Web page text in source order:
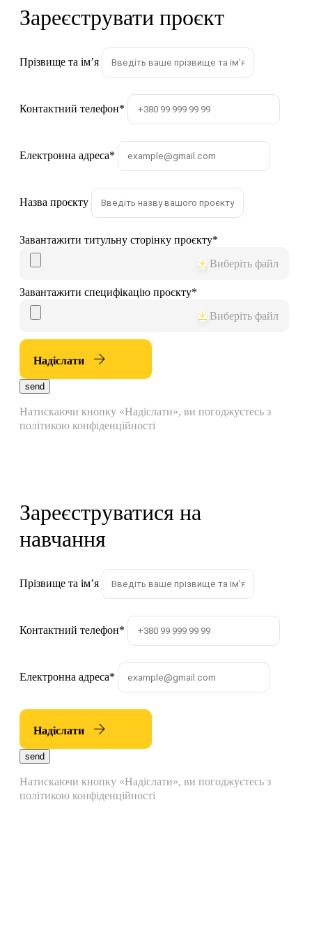
Зареєструвати проєкт
Прізвище та імʼя
Контактний телефон*
Електронна адреса*
Назва проєкту
Завантажити титульну сторінку проєкту*
Виберіть файл
Завантажити специфікацію проєкту*
Виберіть файл
Надіслати
send
Натискаючи кнопку «Надіслати», ви погоджуєтесь з
політикою конфіденційності
Зареєструватися на
навчання
Прізвище та імʼя
Контактний телефон*
Електронна адреса*
Надіслати
send
Натискаючи кнопку «Надіслати», ви погоджуєтесь з
політикою конфіденційності